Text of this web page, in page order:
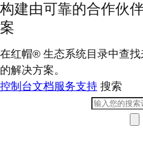
构建由可靠的合作伙
案
在红帽® 生态系统目录中查
的解决方案。
控制台文档服务支持 搜索